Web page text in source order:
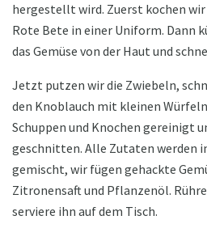
hergestellt wird. Zuerst kochen
Rote Bete in einer Uniform. Dann
das Gemüse von der Haut und
Jetzt putzen wir die Zwiebeln,
den Knoblauch mit kleinen
Schuppen und Knochen gereinigt
geschnitten. Alle Zutaten werden
gemischt, wir fügen gehackte
Zitronensaft und Pflanzenöl.
serviere ihn auf dem Tisch.